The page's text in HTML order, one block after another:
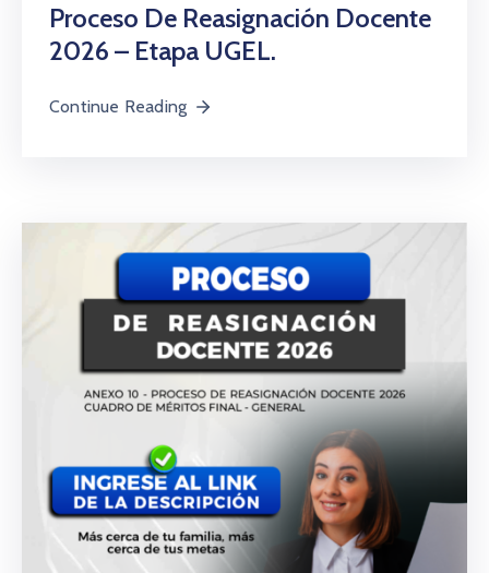
Proceso De Reasignación Docente
2026 – Etapa UGEL.
Continue Reading